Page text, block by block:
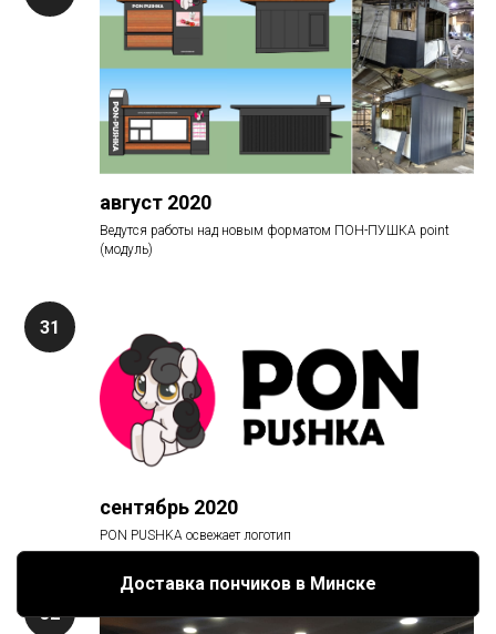
Доставка пончиков в Минске
август 2020
Ведутся работы над новым форматом ПОН-ПУШКА point
(модуль)
сентябрь 2020
PON PUSHKA освежает логотип